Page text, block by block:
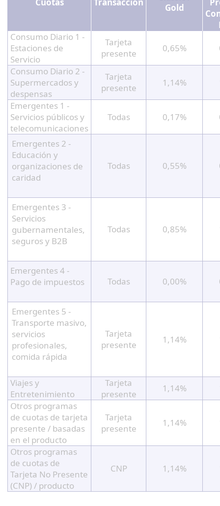
Gold
Consumo Diario 1 -
Estaciones de
Servicio
Tarjeta
presente
0,65%
Consumo Diario 2 -
Supermercados y
despensas
Tarjeta
presente
1,14%
Emergentes 1 -
Servicios públicos y
telecomunicaciones
Todas 0,17%
Emergentes 2 -
Educación y
organizaciones de
caridad
Todas 0,55%
Emergentes 3 -
Servicios
gubernamentales,
seguros y B2B
Todas 0,85%
Emergentes 4 -
Pago de impuestos
Todas 0,00%
Emergentes 5 -
Transporte masivo,
servicios
profesionales,
comida rápida
Tarjeta
presente
1,14%
Viajes y
Entretenimiento
Tarjeta
presente
1,14%
Otros programas
de cuotas de tarjeta
presente / basadas
en el producto
Tarjeta
presente
1,14%
Otros programas
de cuotas de
Tarjeta No Presente
(CNP) / producto
CNP 1,14%